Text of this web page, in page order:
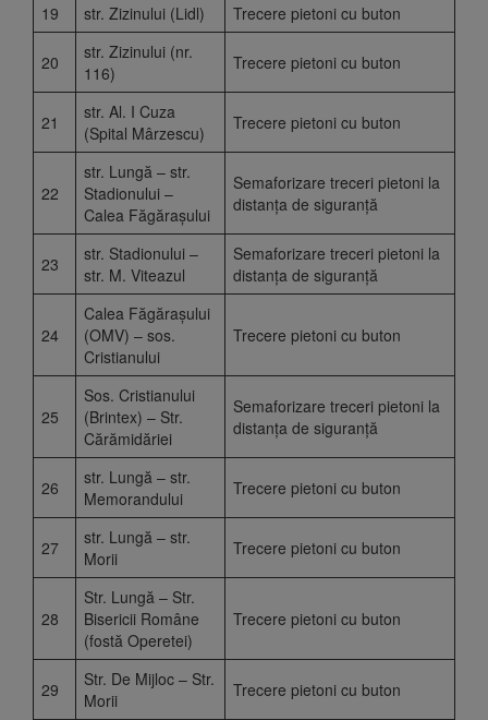
19 str. Zizinului (Lidl) Trecere pietoni cu buton
20
str. Zizinului (nr.
116)
Trecere pietoni cu buton
21
str. Al. I Cuza
(Spital Mârzescu)
Trecere pietoni cu buton
22
str. Lungă – str.
Stadionului –
Calea Făgărașului
Semaforizare treceri pietoni la
distanța de siguranță
23
str. Stadionului –
str. M. Viteazul
Semaforizare treceri pietoni la
distanța de siguranță
24
Calea Făgărașului
(OMV) – sos.
Cristianului
Trecere pietoni cu buton
25
Sos. Cristianului
(Brintex) – Str.
Cărămidăriei
Semaforizare treceri pietoni la
distanța de siguranță
26
str. Lungă – str.
Memorandului
Trecere pietoni cu buton
27
str. Lungă – str.
Morii
Trecere pietoni cu buton
28
Str. Lungă – Str.
Bisericii Române
(fostă Operetei)
Trecere pietoni cu buton
29
Str. De Mijloc – Str.
Morii
Trecere pietoni cu buton